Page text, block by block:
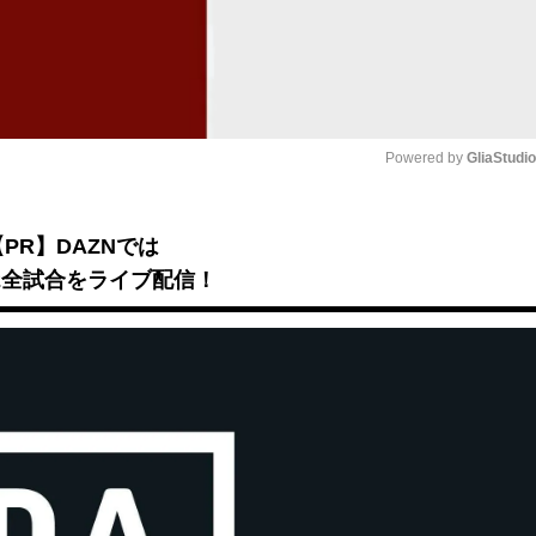
Powered by
PR】DAZNでは
試合をライブ配信！